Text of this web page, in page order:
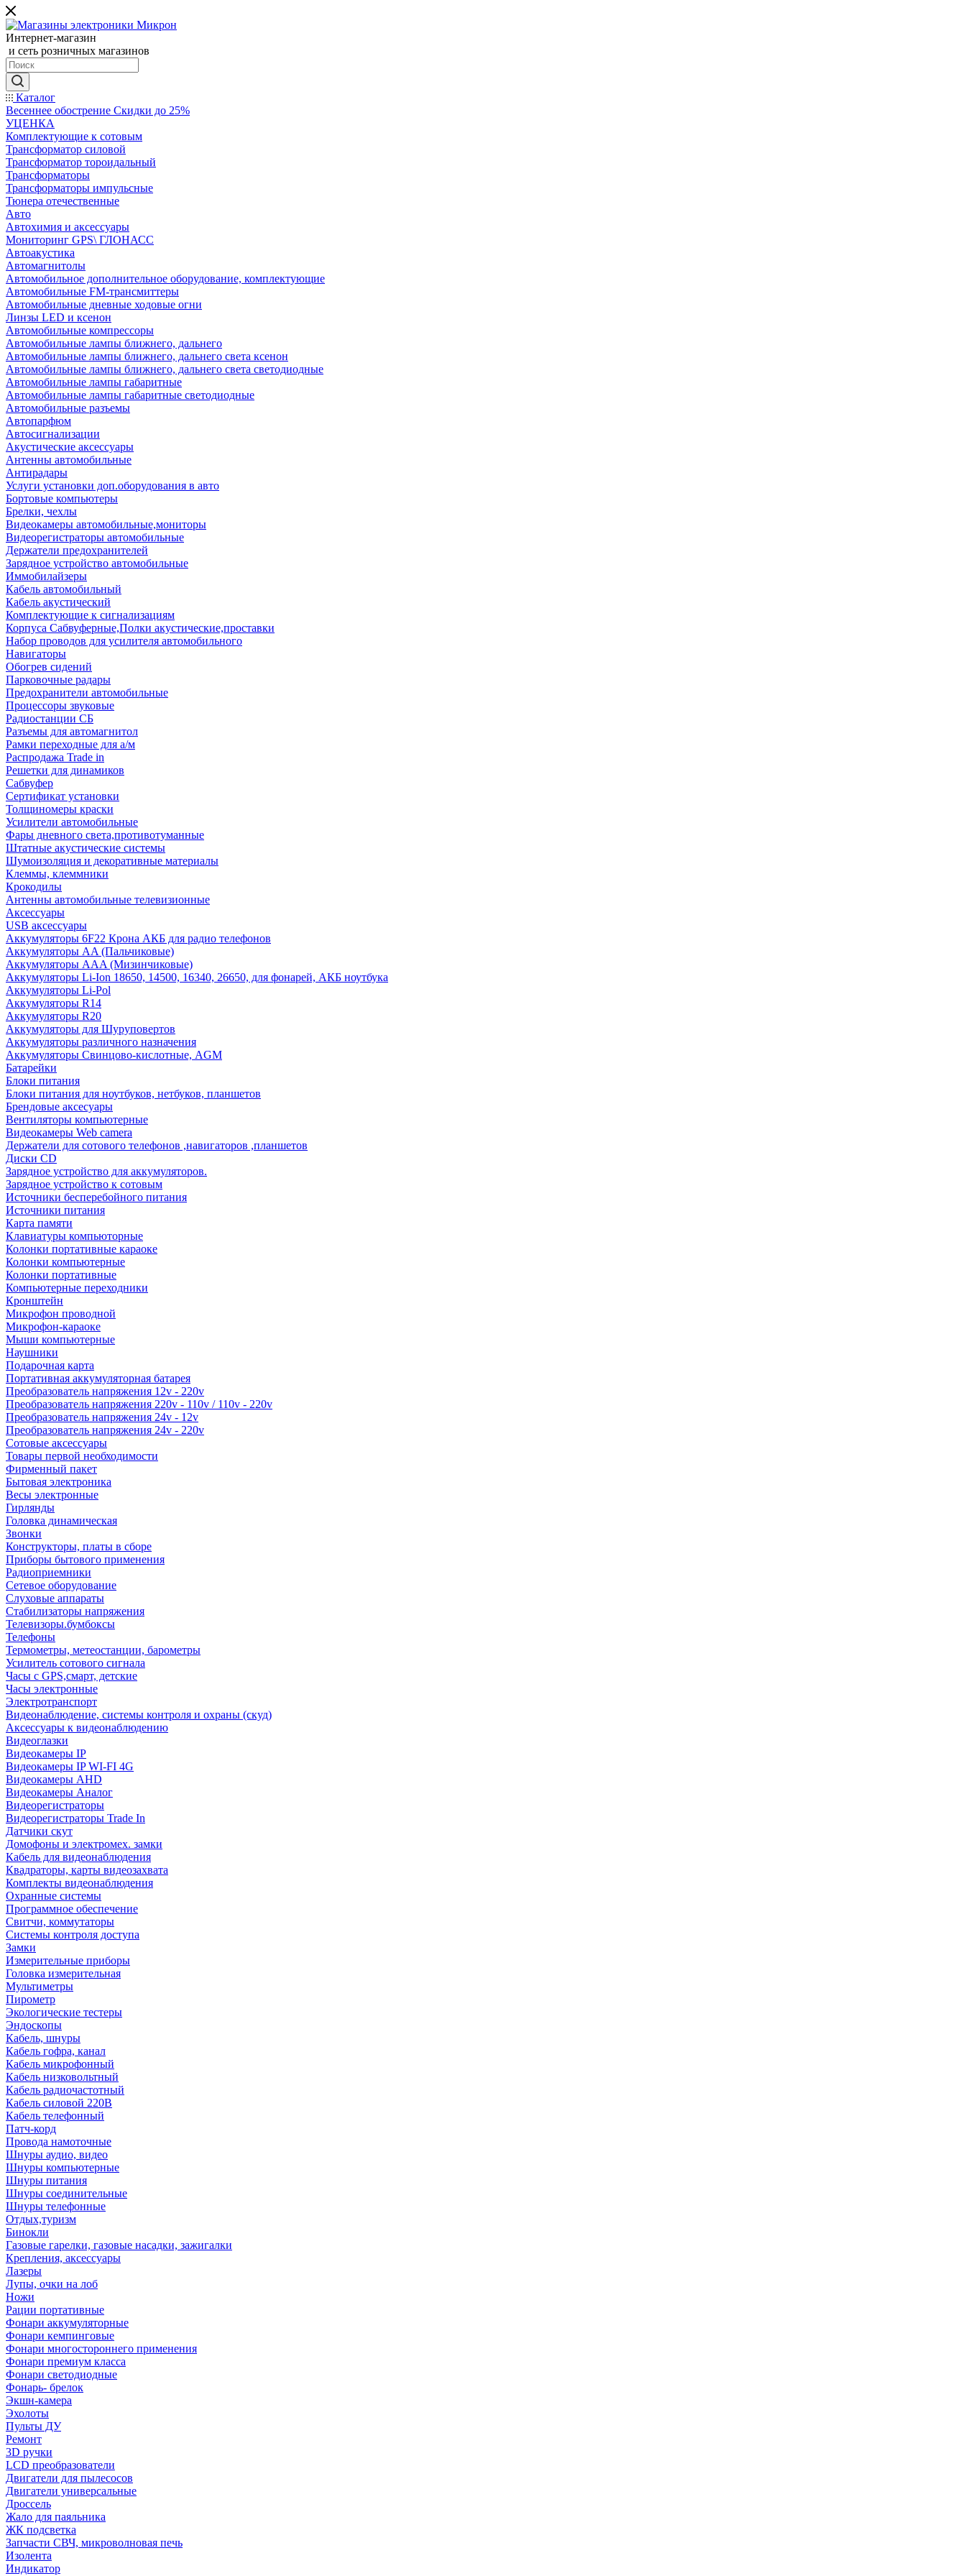
Интернет-магазин
и сеть розничных магазинов
Каталог
Весеннее обострение Скидки до 25%
УЦЕНКА
Комплектующие к сотовым
Трансформатор силовой
Трансформатор тороидальный
Трансформаторы
Трансформаторы импульсные
Тюнера отечественные
Авто
Автохимия и аксессуары
Мониторинг GPS\ ГЛОНАСС
Автоакустика
Автомагнитолы
Автомобильное дополнительное оборудование, комплектующие
Автомобильные FM-трансмиттеры
Автомобильные дневные ходовые огни
Линзы LED и ксенон
Автомобильные компрессоры
Автомобильные лампы ближнего, дальнего
Автомобильные лампы ближнего, дальнего света ксенон
Автомобильные лампы ближнего, дальнего света светодиодные
Автомобильные лампы габаритные
Автомобильные лампы габаритные светодиодные
Автомобильные разъемы
Автопарфюм
Автосигнализации
Акустические аксессуары
Антенны автомобильные
Антирадары
Услуги установки доп.оборудования в авто
Бортовые компьютеры
Брелки, чехлы
Видеокамеры автомобильные,мониторы
Видеорегистраторы автомобильные
Держатели предохранителей
Зарядное устройство автомобильные
Иммобилайзеры
Кабель автомобильный
Кабель акустический
Комплектующие к сигнализациям
Корпуса Сабвуферные,Полки акустические,проставки
Набор проводов для усилителя автомобильного
Навигаторы
Обогрев сидений
Парковочные радары
Предохранители автомобильные
Процессоры звуковые
Радиостанции СБ
Разъемы для автомагнитол
Рамки переходные для а/м
Распродажа Trade in
Решетки для динамиков
Сабвуфер
Сертификат установки
Толщиномеры краски
Усилители автомобильные
Фары дневного света,противотуманные
Штатные акустические системы
Шумоизоляция и декоративные материалы
Клеммы, клеммники
Крокодилы
Антенны автомобильные телевизионные
Аксессуары
USB аксессуары
Аккумуляторы 6F22 Крона АКБ для радио телефонов
Аккумуляторы AA (Пальчиковые)
Аккумуляторы AAA (Мизинчиковые)
Аккумуляторы Li-Ion 18650, 14500, 16340, 26650, для фонарей, АКБ ноутбука
Аккумуляторы Li-Pol
Аккумуляторы R14
Аккумуляторы R20
Аккумуляторы для Шуруповертов
Аккумуляторы различного назначения
Аккумуляторы Свинцово-кислотные, AGM
Батарейки
Блоки питания
Блоки питания для ноутбуков, нетбуков, планшетов
Брендовые аксесуары
Вентиляторы компьютерные
Видеокамеры Web camera
Держатели для сотового телефонов ,навигаторов ,планшетов
Диски CD
Зарядное устройство для аккумуляторов.
Зарядное устройство к сотовым
Источники бесперебойного питания
Источники питания
Карта памяти
Клавиатуры компьюторные
Колонки портативные караоке
Колонки компьютерные
Колонки портативные
Компьютерные переходники
Кронштейн
Микрофон проводной
Микрофон-караоке
Мыши компьютерные
Наушники
Подарочная карта
Портативная аккумуляторная батарея
Преобразователь напряжения 12v - 220v
Преобразователь напряжения 220v - 110v / 110v - 220v
Преобразователь напряжения 24v - 12v
Преобразователь напряжения 24v - 220v
Сотовые аксессуары
Товары первой необходимости
Фирменный пакет
Бытовая электроника
Весы электронные
Гирлянды
Головка динамическая
Звонки
Конструкторы, платы в сборе
Приборы бытового применения
Радиоприемники
Сетевое оборудование
Слуховые аппараты
Стабилизаторы напряжения
Телевизоры.бумбоксы
Телефоны
Термометры, метеостанции, барометры
Усилитель сотового сигнала
Часы с GPS,смарт, детские
Часы электронные
Электротранспорт
Видеонаблюдение, системы контроля и охраны (скуд)
Аксессуары к видеонаблюдению
Видеоглазки
Видеокамеры IP
Видеокамеры IP WI-FI 4G
Видеокамеры AHD
Видеокамеры Аналог
Видеорегистраторы
Видеорегистраторы Trade In
Датчики скут
Домофоны и электромех. замки
Кабель для видеонаблюдения
Квадраторы, карты видеозахвата
Комплекты видеонаблюдения
Охранные системы
Программное обеспечение
Свитчи, коммутаторы
Системы контроля доступа
Замки
Измерительные приборы
Головка измерительная
Мультиметры
Пирометр
Экологические тестеры
Эндоскопы
Кабель, шнуры
Кабель гофра, канал
Кабель микрофонный
Кабель низковольтный
Кабель радиочастотный
Кабель силовой 220В
Кабель телефонный
Патч-корд
Провода намоточные
Шнуры аудио, видео
Шнуры компьютерные
Шнуры питания
Шнуры соединительные
Шнуры телефонные
Отдых,туризм
Бинокли
Газовые гарелки, газовые насадки, зажигалки
Крепления, аксессуары
Лазеры
Лупы, очки на лоб
Ножи
Рации портативные
Фонари аккумуляторные
Фонари кемпинговые
Фонари многостороннего применения
Фонари премиум класса
Фонари светодиодные
Фонарь- брелок
Экшн-камера
Эхолоты
Пульты ДУ
Ремонт
3D ручки
LCD преобразователи
Двигатели для пылесосов
Двигатели универсальные
Дроссель
Жало для паяльника
ЖК подсветка
Запчасти СВЧ, микроволновая печь
Изолента
Индикатор